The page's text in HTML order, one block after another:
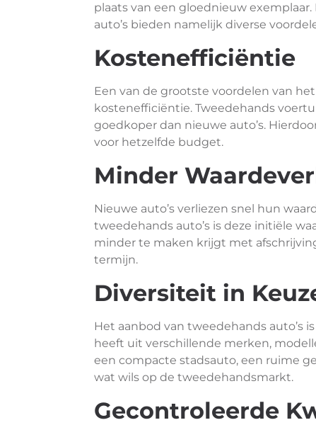
plaats van een gloednieuw
auto’s bieden namelijk diverse
Kostenefficiëntie
Een van de grootste voordelen van
kostenefficiëntie. Tweedehands
goedkoper dan nieuwe auto’s.
voor hetzelfde budget.
Minder
Nieuwe auto’s verliezen snel hun
tweedehands auto’s is deze initiële
minder te maken krijgt met
termijn.
Diversiteit in
Het aanbod van tweedehands auto’s
heeft uit verschillende merken,
een compacte stadsauto, een ruime
wat wils op de tweedehandsmarkt.
Gecontroleerde